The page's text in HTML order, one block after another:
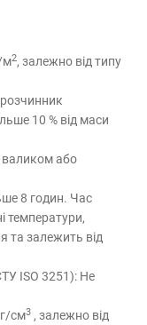
м2, залежно від типу
10 % від маси
валиком або
8 годин. Час
температури,
та залежить від
ISO 3251): Не
см3 , залежно від